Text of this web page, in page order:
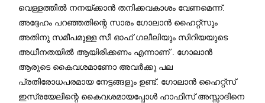
വെള്ളത്തിൽ നനയ്ക്കാൻ തനിക്കവകാശം വേണമെന്ന്.
അദ്ദേഹം പറഞ്ഞതിന്റെ സാരം ഗോലാൻ ഹൈറ്റ്സും
അതിനു സമീപമുള്ള സീ ഓഫ് ഗലീലിയും സിറിയയുടെ
അധീനതയിൽ ആയിരിക്കണം എന്നാണ് . ഗോലാൻ
ആരുടെ കൈവശമാണോ അവർക്കു പല
പ്രതിരോധപരമായ നേട്ടങ്ങളും ഉണ്ട്. ഗോലാൻ ഹൈറ്റ്സ്
ഇസ്രയേലിന്റെ കൈവശമായപ്പോൾ ഹാഫിസ് അസ്സാദിനെ